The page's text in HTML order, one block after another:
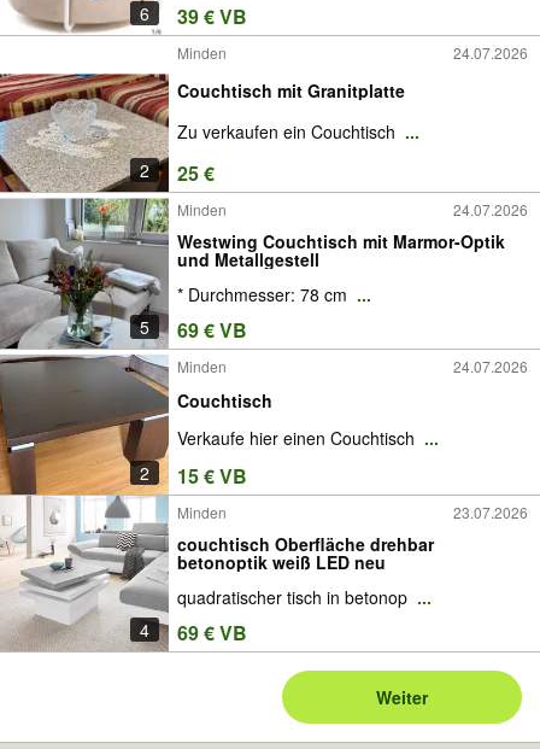
6 39 € VB
2
Minden 24.07.2026
Couchtisch mit Granitplatte
Zu verkaufen ein Couchtisch ...
25 €
5
Minden 24.07.2026
Westwing Couchtisch mit Marmor-Optik
und Metallgestell
* Durchmesser: 78 cm ...
69 € VB
2
Minden 24.07.2026
Couchtisch
Verkaufe hier einen Couchtisch ...
15 € VB
4
Minden 23.07.2026
couchtisch Oberfläche drehbar
betonoptik weiß LED neu
quadratischer tisch in betonop ...
69 € VB
Weiter